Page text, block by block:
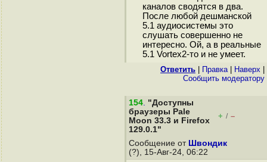
каналов сводятся в два.
После любой дешманской
5.1 аудиосистемы это
слушать совершенно не
интересно. Ой, а в реальные
5.1 Vortex2-то и не умеет.
Ответить Правка| Наверх
Cообщить модератору
154. "Доступны
браузеры Pale
Moon 33.3 и Firefox
129.0.1"
+ / –
Сообщение от Швондик
(?), 15-Авг-24, 06:22